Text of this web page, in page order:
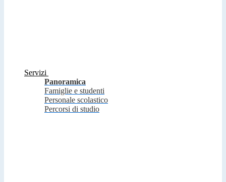
Servizi
Panoramica
Famiglie e studenti
Personale scolastico
Percorsi di studio